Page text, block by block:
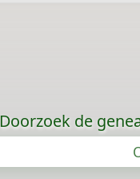
Doorzoek de